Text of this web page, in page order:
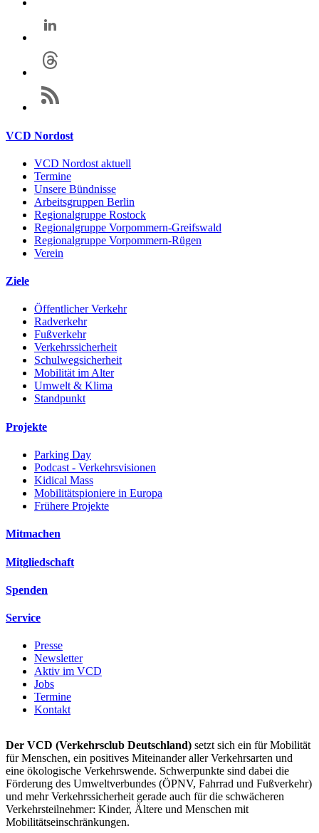
VCD Nordost
VCD Nordost aktuell
Termine
Unsere Bündnisse
Arbeitsgruppen Berlin
Regionalgruppe Rostock
Regionalgruppe Vorpommern-Greifswald
Regionalgruppe Vorpommern-Rügen
Verein
Ziele
Öffentlicher Verkehr
Radverkehr
Fußverkehr
Verkehrssicherheit
Schulwegsicherheit
Mobilität im Alter
Umwelt & Klima
Standpunkt
Projekte
Parking Day
Podcast - Verkehrsvisionen
Kidical Mass
Mobilitätspioniere in Europa
Frühere Projekte
Mitmachen
Mitgliedschaft
Spenden
Service
Presse
Newsletter
Aktiv im VCD
Jobs
Termine
Kontakt
Der VCD (Verkehrsclub Deutschland) setzt sich ein für Mobilität
für Menschen, ein positives Miteinander aller Verkehrsarten und
eine ökologische Verkehrswende. Schwerpunkte sind dabei die
Förderung des Umweltverbundes (ÖPNV, Fahrrad und Fußverkehr)
und mehr Verkehrssicherheit gerade auch für die schwächeren
Verkehrsteilnehmer: Kinder, Ältere und Menschen mit
Mobilitätseinschränkungen.